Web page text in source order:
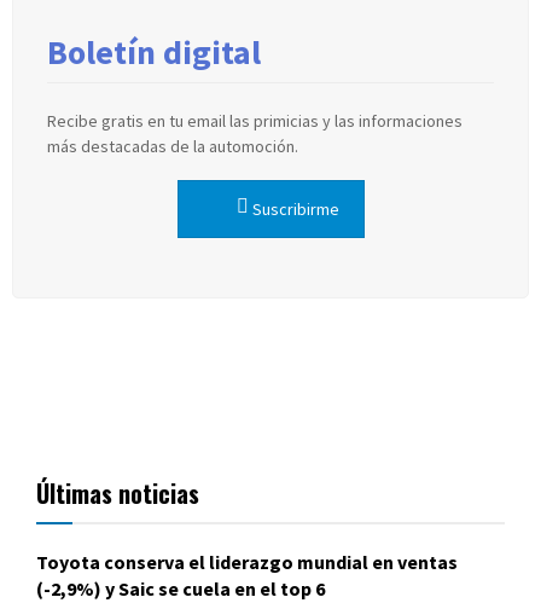
Boletín digital
Recibe gratis en tu email las primicias y las informaciones
más destacadas de la automoción.
Suscribirme
Últimas noticias
Toyota conserva el liderazgo mundial en ventas
(-2,9%) y Saic se cuela en el top 6